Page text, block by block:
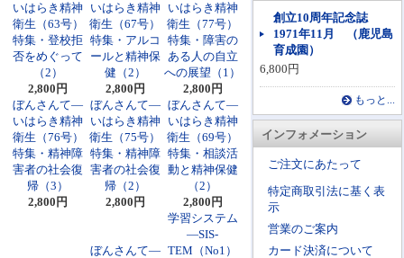
創立10周年記念誌
1971年11月 （鹿児島
育成園）
6,800円
もっと...
インフォメーション
ご注文にあたって
特定商取引法に基く表
示
営業のご案内
カード決済について
いはらき精神
衛生（63号）
特集・登校拒
否をめぐって
（2）
2,800円
いはらき精神
衛生（67号）
特集・アルコ
ールと精神保
健（2）
2,800円
いはらき精神
衛生（77号）
特集・障害の
ある人の自立
への展望（1）
2,800円
ぼんさんて―
いはらき精神
衛生（76号）
特集・精神障
害者の社会復
帰（3）
2,800円
ぼんさんて―
いはらき精神
衛生（75号）
特集・精神障
害者の社会復
帰（2）
2,800円
ぼんさんて―
いはらき精神
衛生（69号）
特集・相談活
動と精神保健
（2）
2,800円
ぼんさんて―
学習システム
―SIS-
TEM（No1）